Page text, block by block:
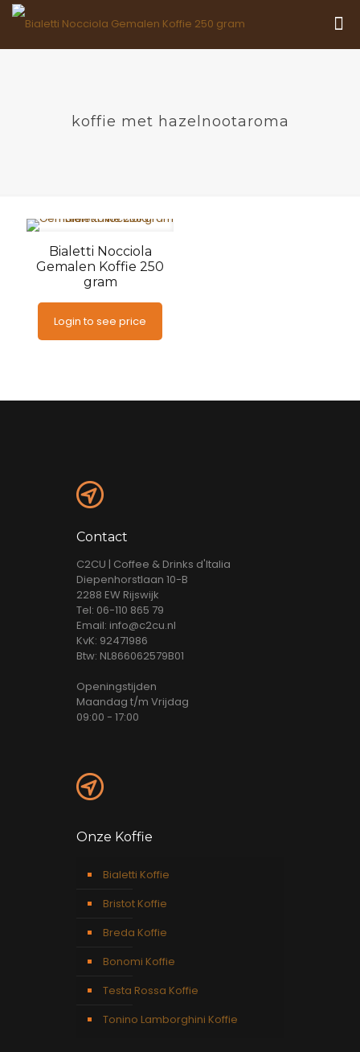
koffie met hazelnootaroma
Bialetti Nocciola
Gemalen Koffie 250
gram
Login to see price
Contact
C2CU | Coffee & Drinks d'Italia
Diepenhorstlaan 10-B
2288 EW Rijswijk
Tel: 06-110 865 79
Email: info@c2cu.nl
KvK: 92471986
Btw: NL866062579B01
Openingstijden
Maandag t/m Vrijdag
09:00 - 17:00
Onze Koffie
Bialetti Koffie
Bristot Koffie
Breda Koffie
Bonomi Koffie
Testa Rossa Koffie
Tonino Lamborghini Koffie